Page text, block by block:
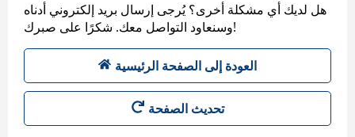
هل لديك أي مشكلة أخرى؟ يُرجى إرسال بريد إلكتروني أدناه
وسنعاود التواصل معك. شكرًا على صبرك!
العودة إلى الصفحة الرئيسية
تحديث الصفحة